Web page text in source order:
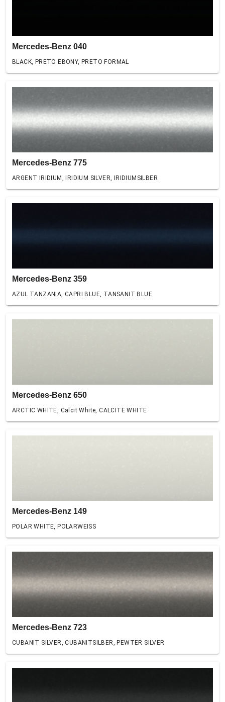
Mercedes-Benz 040
BLACK, PRETO EBONY, PRETO FORMAL
Mercedes-Benz 775
ARGENT IRIDIUM, IRIDIUM SILVER, IRIDIUMSILBER
Mercedes-Benz 359
AZUL TANZANIA, CAPRI BLUE, TANSANIT BLUE
Mercedes-Benz 650
ARCTIC WHITE, Calcit White, CALCITE WHITE
Mercedes-Benz 149
POLAR WHITE, POLARWEISS
Mercedes-Benz 723
CUBANIT SILVER, CUBANITSILBER, PEWTER SILVER